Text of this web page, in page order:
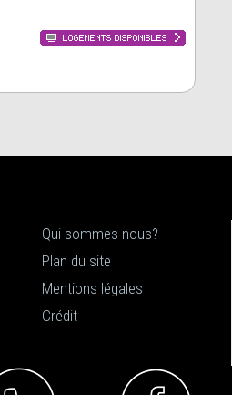
Qui sommes-nous?
Plan du site
Mentions légales
Crédit